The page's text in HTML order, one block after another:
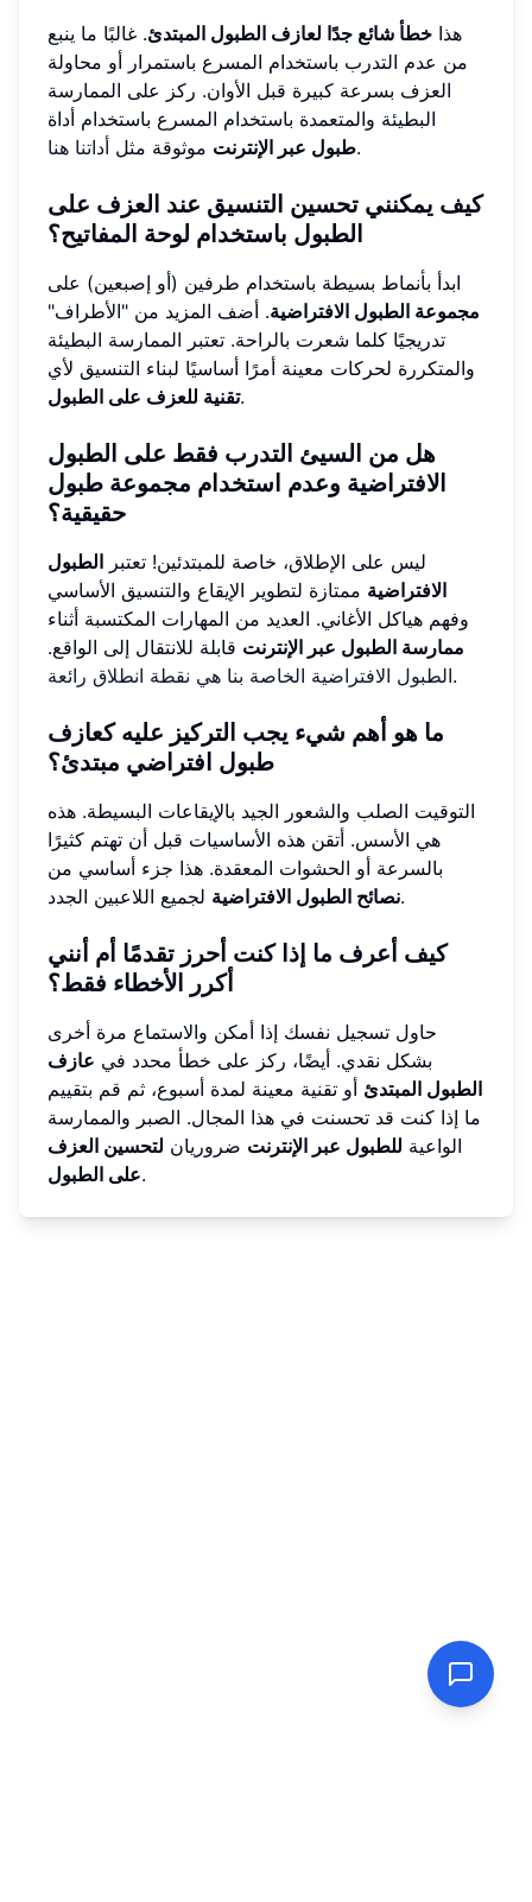
هذا خطأ شائع جدًا لعازف الطبول المبتدئ. غالبًا ما ينبع
من عدم التدرب باستخدام المسرع باستمرار أو محاولة
العزف بسرعة كبيرة قبل الأوان. ركز على الممارسة
البطيئة والمتعمدة باستخدام المسرع باستخدام أداة
طبول عبر الإنترنت موثوقة مثل أداتنا هنا .
كيف يمكنني تحسين التنسيق عند العزف على
الطبول باستخدام لوحة المفاتيح؟
ابدأ بأنماط بسيطة باستخدام طرفين (أو إصبعين) على
مجموعة الطبول الافتراضية. أضف المزيد من "الأطراف"
تدريجيًا كلما شعرت بالراحة. تعتبر الممارسة البطيئة
والمتكررة لحركات معينة أمرًا أساسيًا لبناء التنسيق لأي
تقنية للعزف على الطبول.
هل من السيئ التدرب فقط على الطبول
الافتراضية وعدم استخدام مجموعة طبول
حقيقية؟
ليس على الإطلاق، خاصة للمبتدئين! تعتبر الطبول
الافتراضية ممتازة لتطوير الإيقاع والتنسيق الأساسي
وفهم هياكل الأغاني. العديد من المهارات المكتسبة أثناء
ممارسة الطبول عبر الإنترنت قابلة للانتقال إلى الواقع.
الطبول الافتراضية الخاصة بنا هي نقطة انطلاق رائعة.
ما هو أهم شيء يجب التركيز عليه كعازف
طبول افتراضي مبتدئ؟
التوقيت الصلب والشعور الجيد بالإيقاعات البسيطة. هذه
هي الأسس. أتقن هذه الأساسيات قبل أن تهتم كثيرًا
بالسرعة أو الحشوات المعقدة. هذا جزء أساسي من
نصائح الطبول الافتراضيةلجميع اللاعبين الجدد.
كيف أعرف ما إذا كنت أحرز تقدمًا أم أنني
أكرر الأخطاء فقط؟
حاول تسجيل نفسك إذا أمكن والاستماع مرة أخرى
بشكل نقدي. أيضًا، ركز على خطأ محدد في عازف
الطبول المبتدئ أو تقنية معينة لمدة أسبوع، ثم قم بتقييم
ما إذا كنت قد تحسنت في هذا المجال. الصبر والممارسة
الواعية للطبول عبر الإنترنت ضروريان لتحسين العزف
على الطبول.